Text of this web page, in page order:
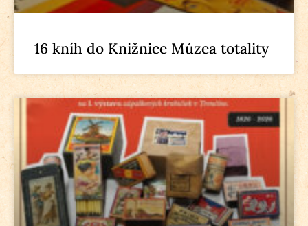
16 kníh do Knižnice Múzea totality